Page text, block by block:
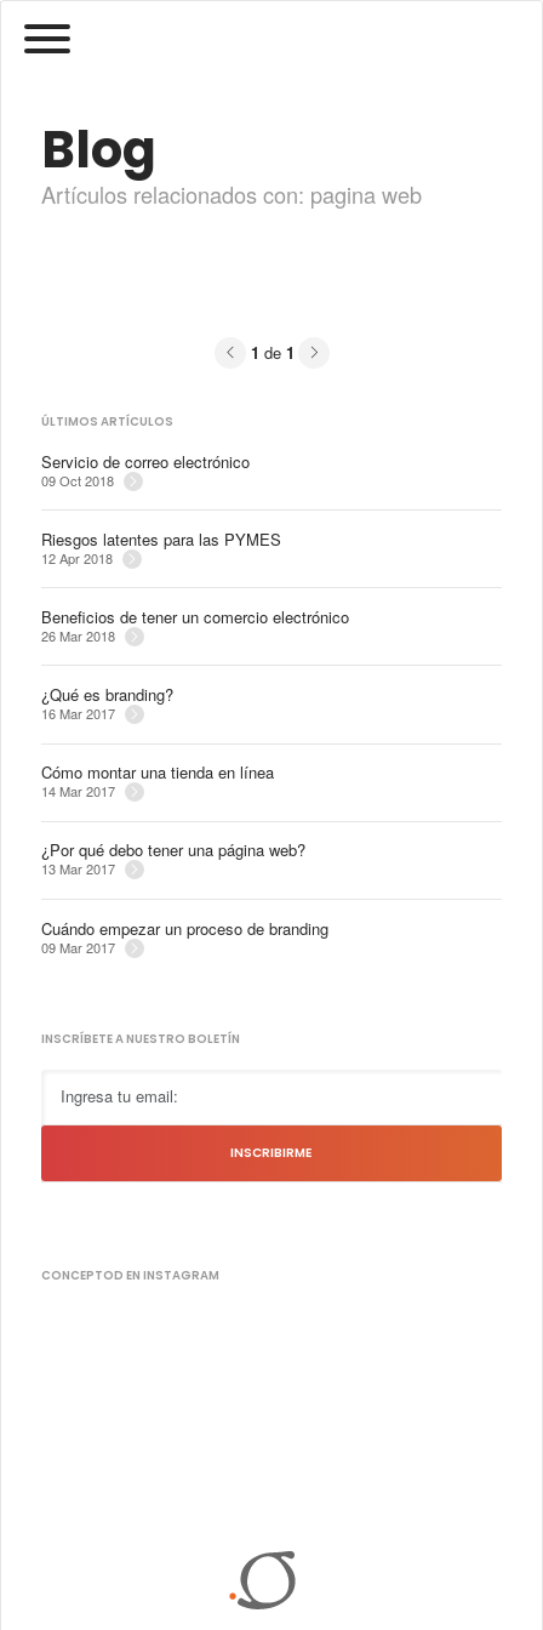
Blog
Artículos relacionados con: pagina web
Previous
1 de 1
ÚLTIMOS ARTÍCULOS
Servicio de correo electrónico
09 Oct 2018
Riesgos latentes para las PYMES
12 Apr 2018
Beneficios de tener un comercio electrónico
26 Mar 2018
¿Qué es branding?
16 Mar 2017
Cómo montar una tienda en línea
14 Mar 2017
¿Por qué debo tener una página web?
13 Mar 2017
Cuándo empezar un proceso de branding
09 Mar 2017
INSCRÍBETE A NUESTRO BOLETÍN
CONCEPTOD EN INSTAGRAM